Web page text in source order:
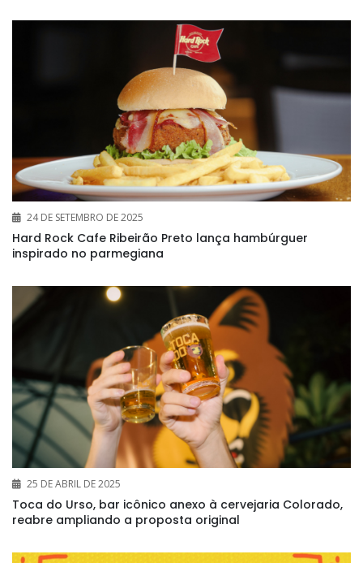
24 DE SETEMBRO DE 2025
Hard Rock Cafe Ribeirão Preto lança hambúrguer
inspirado no parmegiana
25 DE ABRIL DE 2025
Toca do Urso, bar icônico anexo à cervejaria Colorado,
reabre ampliando a proposta original